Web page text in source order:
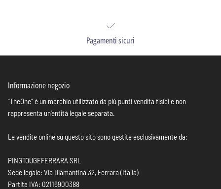
Pagamenti sicuri
Informazione negozio
"TheOne" è un marchio utilizzato da più punti vendita fisici e non
rappresenta un'entità legale separata.
Le vendite online su questo sito sono gestite esclusivamente da:
PINGTOUGEFERRARA SRL
Sede legale: Via Diamantina 32, Ferrara (Italia)
Partita IVA: 02116900388